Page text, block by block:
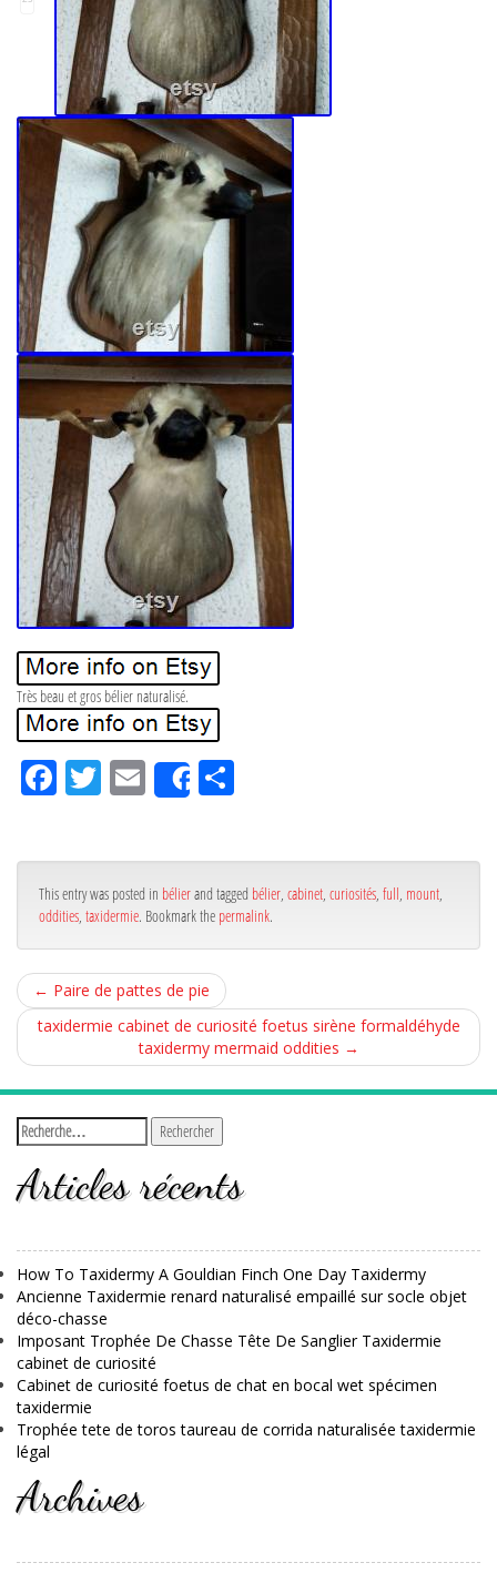
Très beau et gros bélier naturalisé.
Fa
ce
ok
Tw
itt
Em
ail
Share
r
This entry was posted in bélierand tagged bélier cabinet curiosités full mount
oddities taxidermie. Bookmark the permalink.
← Paire de pattes de pie
taxidermie cabinet de curiosité foetus sirène formaldéhyde
taxidermy mermaid oddities →
Articles récents
How To Taxidermy A Gouldian Finch One Day Taxidermy
Ancienne Taxidermie renard naturalisé empaillé sur socle objet
déco-chasse
Imposant Trophée De Chasse Tête De Sanglier Taxidermie
cabinet de curiosité
Cabinet de curiosité foetus de chat en bocal wet spécimen
taxidermie
Trophée tete de toros taureau de corrida naturalisée taxidermie
légal
Archives